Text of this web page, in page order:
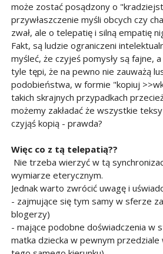
może zostać posądzony o
przywłaszczenie myśli obcych czy
zwał, ale o telepatię i silną empatię
Fakt, są ludzie ograniczeni
myśleć, że czyjeś pomysły są fajne,
tyle tępi, że na pewno nie zauważą
podobieństwa, w formie "kopiuj
takich skrajnych przypadkach
możemy zakładać że wszystkie
czyjąś kopią - prawda?
Więc co z tą telepatią??
Nie trzeba wierzyć w tą
wymiarze eterycznym.
Jednak warto zwrócić uwagę i
- zajmujące się tym samy w sferze
blogerzy)
- mające podobne doświadczenia w
matka dziecka w pewnym